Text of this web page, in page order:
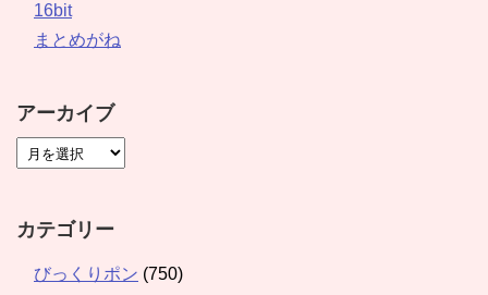
16bit
まとめがね
アーカイブ
カテゴリー
びっくりポン (750)